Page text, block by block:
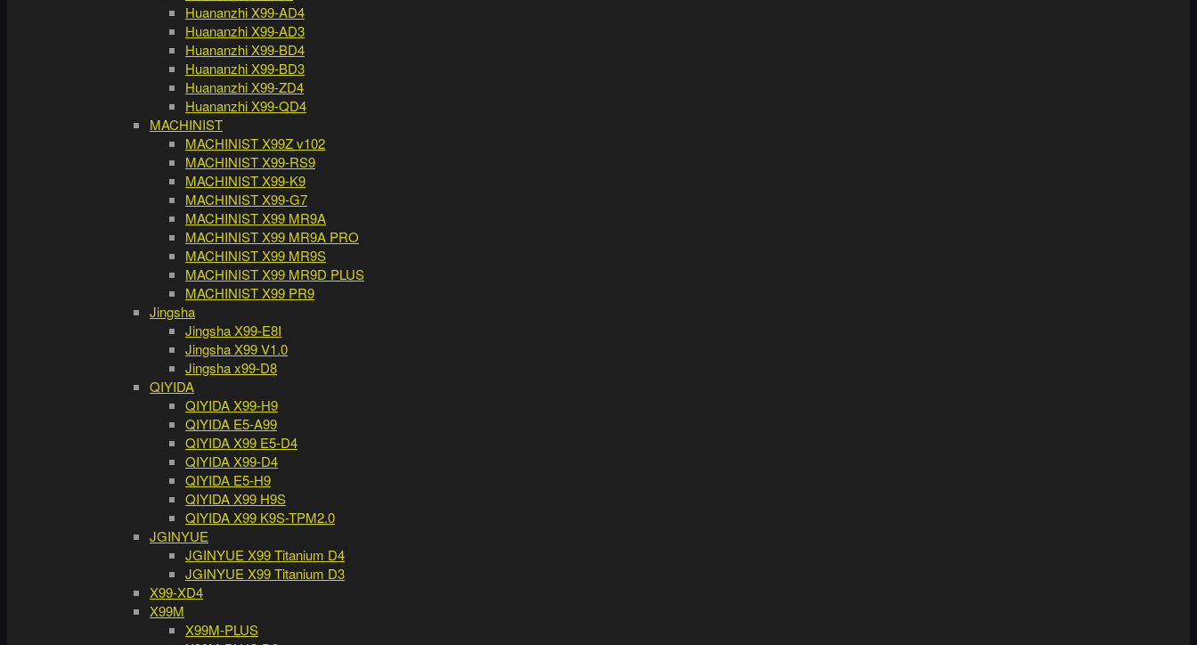
Huananzhi X99-AD4
Huananzhi X99-AD3
Huananzhi X99-BD4
Huananzhi X99-BD3
Huananzhi X99-ZD4
Huananzhi X99-QD4
MACHINIST
MACHINIST X99Z v102
MACHINIST X99-RS9
MACHINIST X99-K9
MACHINIST X99-G7
MACHINIST X99 MR9A
MACHINIST X99 MR9A PRO
MACHINIST X99 MR9S
MACHINIST X99 MR9D PLUS
MACHINIST X99 PR9
Jingsha
Jingsha X99-E8I
Jingsha X99 V1.0
Jingsha x99-D8
QIYIDA
QIYIDA X99-H9
QIYIDA E5-A99
QIYIDA X99 E5-D4
QIYIDA X99-D4
QIYIDA E5-H9
QIYIDA X99 H9S
QIYIDA X99 K9S-TPM2.0
JGINYUE
JGINYUE X99 Titanium D4
JGINYUE X99 Titanium D3
X99-XD4
X99M
X99M-PLUS